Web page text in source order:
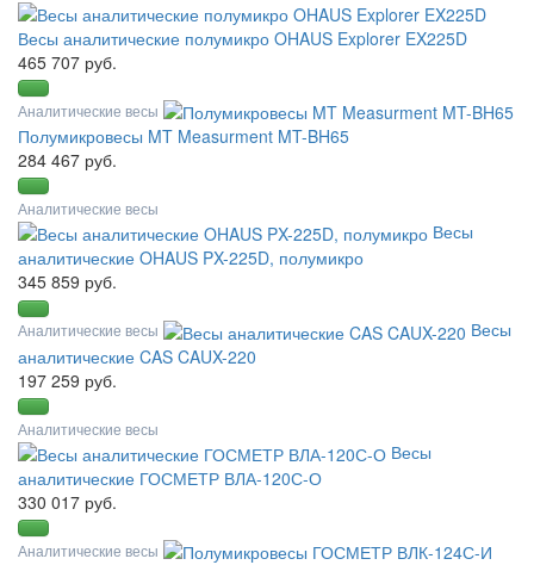
Весы аналитические полумикро OHAUS Explorer EX225D
465 707 руб.
Аналитические весы
Полумикровесы MT Measurment MT-BH65
284 467 руб.
Аналитические весы
Весы
аналитические OHAUS PX-225D, полумикро
345 859 руб.
Аналитические весы
Весы
аналитические CAS CAUX-220
197 259 руб.
Аналитические весы
Весы
аналитические ГОСМЕТР ВЛА-120С-О
330 017 руб.
Аналитические весы